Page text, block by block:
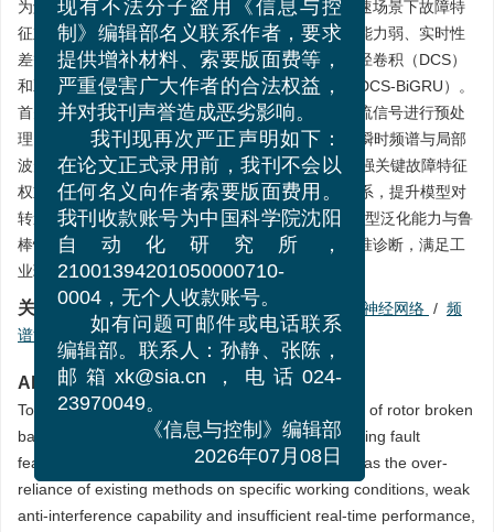
为解决异步电机转子断条故障早期特征隐蔽、变转速场景下故障特
征难以提取，以及现有方法依赖特定工况、抗干扰能力弱、实时性
差等问题，提出了一种基于频谱注意力机制的双路径卷积（DCS）
和双向门控循环单元（BiGRU）的故障诊断方法（DCS-BiGRU）。
首先，通过去直流、陷波滤波及带通滤波对故障电流信号进行预处
理，强化故障频率成分；然后，利用DCS提取信号瞬时频谱与局部
波形特征，结合频谱注意力机制（SAM），动态增强关键故障特征
权重；最后，通过BiGRU捕捉特征序列长时依赖关系，提升模型对
转速波动的适应性。实验结果表明，DCS-BiGRU模型泛化能力与鲁
棒性强，能有效实现变转速场景下转子断条故障精准诊断，满足工
业现场实时监测需求。
关键词: 转子断条 /陷波滤波/ 带通滤波 卷积神经网络 / 频
谱注意力机制 / 双向门控循环单元
Abstract:
To solve the problems of concealed early features of rotor broken
bar faults in induction motors, difficulties in extracting fault
features under variable-speed conditions, as well as the over-
reliance of existing methods on specific working conditions, weak
anti-interference capability and insufficient real-time performance,
现有不法分子盗用《信息与控
制》编辑部名义联系作者，要求
提供增补材料、索要版面费等，
严重侵害广大作者的合法权益，
并对我刊声誉造成恶劣影响。
我刊现再次严正声明如下：
在论文正式录用前，我刊不会以
任何名义向作者索要版面费用。
我刊收款账号为中国科学院沈阳
自动化研究所，
21001394201050000710-
0004，无个人收款账号。
如有问题可邮件或电话联系
编辑部。联系人：孙静、张陈，
邮箱xk@sia.cn，电话024-
23970049。
《信息与控制》编辑部
2026年07月08日